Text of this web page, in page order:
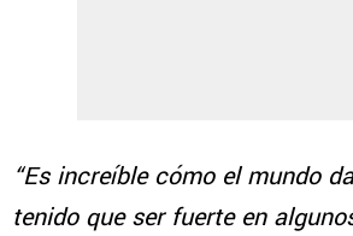
“Es increíble cómo el mundo
tenido que ser fuerte en